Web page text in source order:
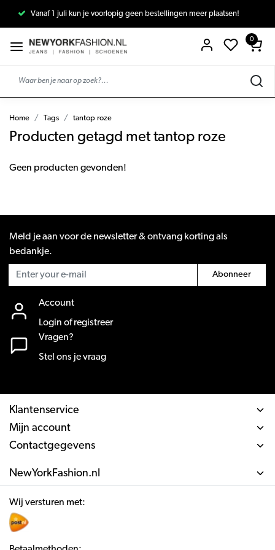
Vanaf 1 juli kun je voorlopig geen bestellingen meer plaatsen!
0
Home Tags tantop roze
Producten getagd met tantop roze
Geen producten gevonden!
Meld je aan voor de newsletter & ontvang korting als
bedankje.
Abonneer
Account
Login of registreer
Vragen?
Stel ons je vraag
Klantenservice
Mijn account
Contactgegevens
NewYorkFashion.nl
Wij versturen met: